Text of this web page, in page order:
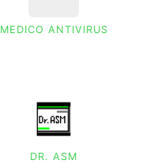
MEDICO ANTIVIRUS
DR. ASM